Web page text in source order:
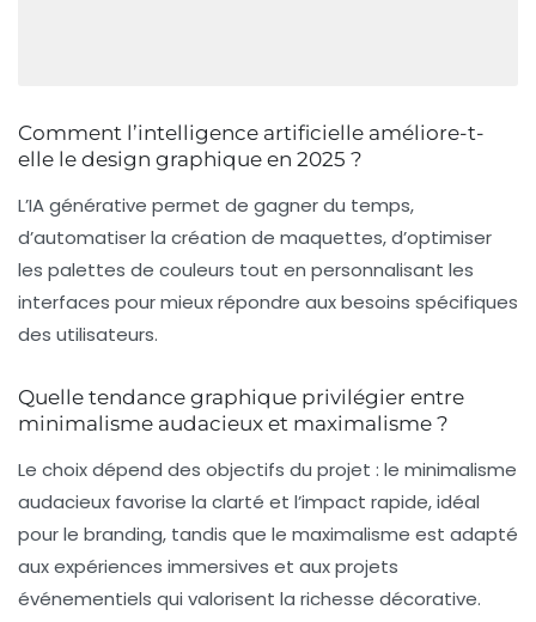
Comment l’intelligence artificielle améliore-t-
elle le design graphique en 2025 ?
L’IA générative permet de gagner du temps,
d’automatiser la création de maquettes, d’optimiser
les palettes de couleurs tout en personnalisant les
interfaces pour mieux répondre aux besoins spécifiques
des utilisateurs.
Quelle tendance graphique privilégier entre
minimalisme audacieux et maximalisme ?
Le choix dépend des objectifs du projet : le minimalisme
audacieux favorise la clarté et l’impact rapide, idéal
pour le branding, tandis que le maximalisme est adapté
aux expériences immersives et aux projets
événementiels qui valorisent la richesse décorative.